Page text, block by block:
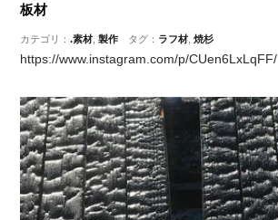
板材
カテゴリ：.素材 ,製作 タグ： ラフ材 ,焼杉
https://www.instagram.com/p/CUen6LxLqFF/